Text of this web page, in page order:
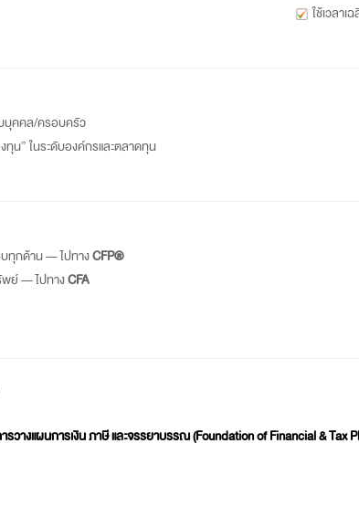
ใช้เวลาเ
บบุคคล/ครอบครัว
ทุน” ในระดับองค์กรและตลาดทุน
ทุกด้าน — ไปทางCFP®
ย์ — ไปทางCFA
วางแผนการเงิน ภาษี และจรรยาบรรณ (Foundation of Financial & Tax